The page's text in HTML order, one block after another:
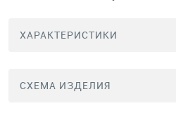
ХАРАКТЕРИСТИКИ
СХЕМА ИЗДЕЛИЯ